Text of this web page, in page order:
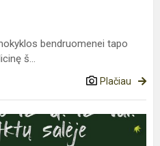
bendruomenei tapo
š...
Plačiau